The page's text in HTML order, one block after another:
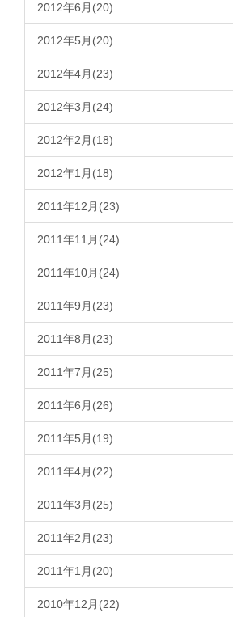
2012年6月(20)
2012年5月(20)
2012年4月(23)
2012年3月(24)
2012年2月(18)
2012年1月(18)
2011年12月(23)
2011年11月(24)
2011年10月(24)
2011年9月(23)
2011年8月(23)
2011年7月(25)
2011年6月(26)
2011年5月(19)
2011年4月(22)
2011年3月(25)
2011年2月(23)
2011年1月(20)
2010年12月(22)